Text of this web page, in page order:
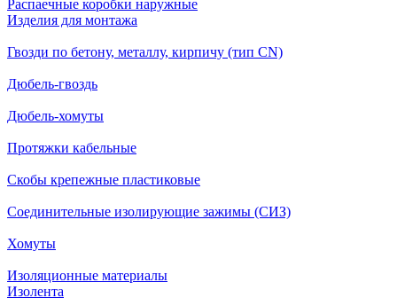
Распаечные коробки наружные
Изделия для монтажа
Гвозди по бетону, металлу, кирпичу (тип CN)
Дюбель-гвоздь
Дюбель-хомуты
Протяжки кабельные
Скобы крепежные пластиковые
Соединительные изолирующие зажимы (СИЗ)
Хомуты
Изоляционные материалы
Изолента